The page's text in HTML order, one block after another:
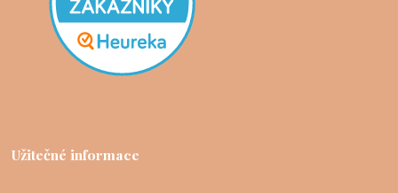
Užitečné informace